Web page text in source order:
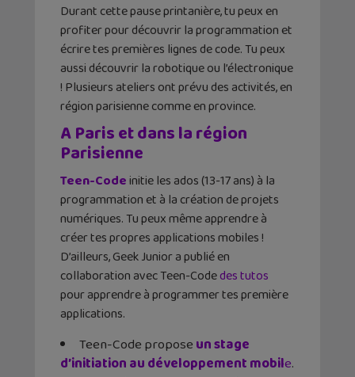
Durant cette pause printanière, tu peux en
profiter pour découvrir la programmation et
écrire tes premières lignes de code. Tu peux
aussi découvrir la robotique ou l’électronique
! Plusieurs ateliers ont prévu des activités, en
région parisienne comme en province.
A Paris et dans la région
Parisienne
Teen-Codeinitie les ados (13-17 ans) à la
programmation et à la création de projets
numériques. Tu peux même apprendre à
créer tes propres applications mobiles !
D’ailleurs, Geek Junior a publié en
collaboration avec Teen-Codedes tutos
pour apprendre à programmer tes première
applications.
Teen-Code proposeun stage
d’initiation au développement mobile.